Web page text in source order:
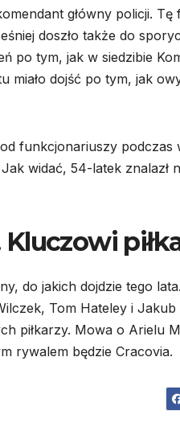
główny policji. Tę
doszło także do
po tym, jak w siedzibie
miało dojść po tym, jak
funkcjonariuszy podczas
widać, 54-latek znalazł
do jakich dojdzie tego
Tom Hateley i
piłkarzy. Mowa o Arielu
rywalem będzie Cracovia.